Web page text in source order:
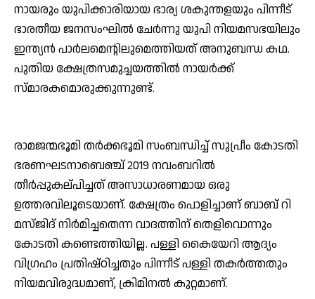
നായരും യുപിക്കാരിയായ ഭാര്യ ശകുന്തളയും പിന്നീട്
ഭാരതീയ ജനസംഘില്‍ ചേര്‍ന്നു യുപി നിയമസഭയിലും
ഇന്ത്യന്‍ പാര്‍ലമെന്റിലുമെത്തിയത് അനുബന്ധ കഥ.
പുതിയ ക്ഷേത്രസമുച്ചയത്തില്‍ നായര്‍ക്ക്
സ്മാരകമൊരുക്കുന്നുണ്ട്.
രാമജന്മഭൂമി തര്‍ക്കഭൂമി സംബന്ധിച്ച് സുപ്രീം കോടതി
ഭരണഘടനാബെഞ്ച് 2019 നവംബറില്‍
തീര്‍പ്പുകല്പിച്ചത് അസാധാരണമായ ഒരു
ഉത്തരവിലൂടെയാണ്. ക്ഷേത്രം പൊളിച്ചാണ് ബാബ് റി
മസ്ജിദ് നിര്‍മിച്ചതെന്ന വാദത്തിന് തെളിവൊന്നും
കോടതി കണ്ടെത്തിയില്ല. പള്ളി കൈയേറി ആദ്യം
വിഗ്രഹം പ്രതിഷ്ഠിച്ചതും പിന്നീട് പള്ളി തകര്‍ത്തതും
നിയമവിരുദ്ധമാണ്, ക്രിമിനല്‍ കുറ്റമാണ്.